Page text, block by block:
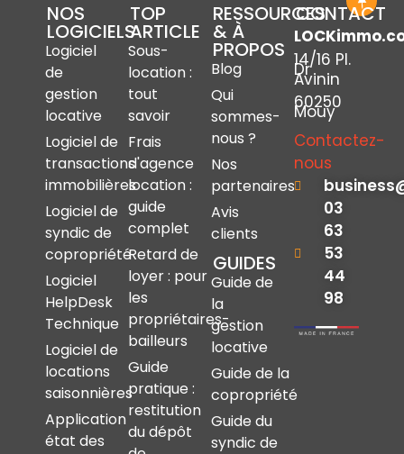
NOS
LOGICIELS
Logiciel
de
gestion
locative
Logiciel de
transactions
immobilières
Logiciel de
syndic de
copropriété
Logiciel
HelpDesk
Technique
Logiciel de
locations
saisonnières
Application
état des
TOP
ARTICLE
Sous-
location :
tout
savoir
Frais
d'agence
location :
guide
complet
Retard de
loyer : pour
les
propriétaires-
bailleurs
Guide
pratique :
restitution
du dépôt
RESSOURCES
& À
PROPOS
Blog
Qui
sommes-
nous ?
Nos
partenaires
Avis
clients
GUIDES
Guide de
la
gestion
locative
Guide de la
copropriété
Guide du
syndic de
CONTACT
14/16 Pl.
Dr
Avinin
60250
Mouy
Contactez-
nous
03
63
53
44
98